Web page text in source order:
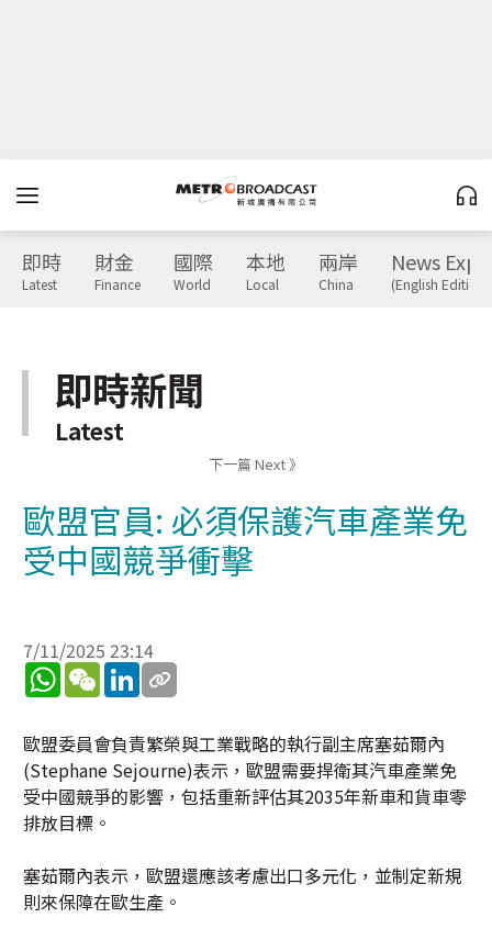
即時
Latest
財金
Finance
國際
World
本地
Local
兩岸
China
News
(English Edition)
即時新聞
Latest
下一篇 Next 》
歐盟官員: 必須保護汽車產業免
受中國競爭衝擊
7/11/2025 23:14
WhatsApp
WeChatLinkedIn
歐盟委員會負責繁榮與工業戰略的執行副主席塞茹爾內
(Stephane Sejourne)表示，歐盟需要捍衛其汽車產業免
受中國競爭的影響，包括重新評估其2035年新車和貨車零
排放目標。
塞茹爾內表示，歐盟還應該考慮出口多元化，並制定新規
則來保障在歐生產。